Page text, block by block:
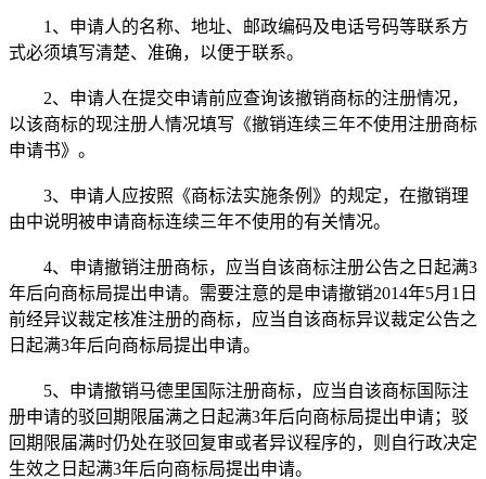
1、申请人的名称、地址、邮政编码及电话号码等联系方
式必须填写清楚、准确，以便于联系。
2、申请人在提交申请前应查询该撤销商标的注册情况，
以该商标的现注册人情况填写《撤销连续三年不使用注册商标
申请书》。
3、申请人应按照《商标法实施条例》的规定，在撤销理
由中说明被申请商标连续三年不使用的有关情况。
4、申请撤销注册商标，应当自该商标注册公告之日起满3
年后向商标局提出申请。需要注意的是申请撤销2014年5月1日
前经异议裁定核准注册的商标，应当自该商标异议裁定公告之
日起满3年后向商标局提出申请。
5、申请撤销马德里国际注册商标，应当自该商标国际注
册申请的驳回期限届满之日起满3年后向商标局提出申请；驳
回期限届满时仍处在驳回复审或者异议程序的，则自行政决定
生效之日起满3年后向商标局提出申请。